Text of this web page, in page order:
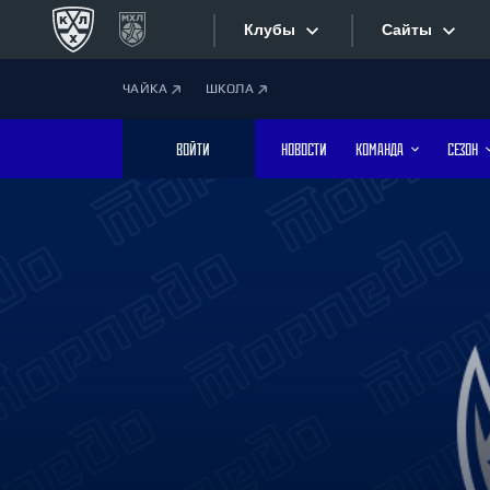
Клубы
Дивизион Боброва
Лада
Сайты
Фотобанк
ЧАЙКА ШКОЛА
ВОЙТИ НОВОСТИ КОМАНДА СЕЗОН